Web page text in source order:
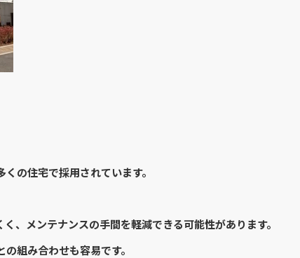
の住宅で採用されています。
、メンテナンスの手間を軽減できる可能性があります。
組み合わせも容易です。